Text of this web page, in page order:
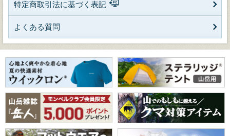
特定商取引法に基づく表記
よくある質問